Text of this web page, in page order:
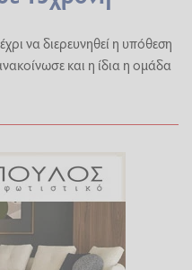
να διερευνηθεί η υπόθεση
και η ίδια η ομάδα